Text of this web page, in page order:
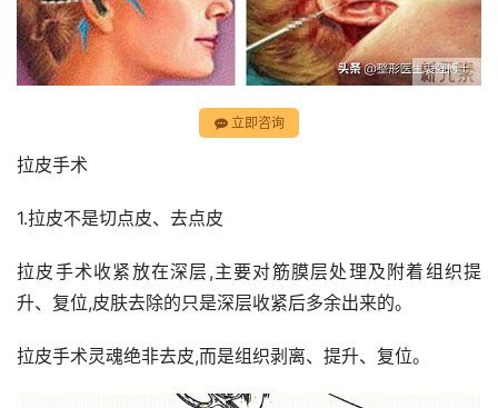
立即咨询
拉皮手术
1.拉皮不是切点皮、去点皮
拉皮手术收紧放在深层,主要对筋膜层处理及附着组织提
升、复位,皮肤去除的只是深层收紧后多余出来的。
拉皮手术灵魂绝非去皮,而是组织剥离、提升、复位。